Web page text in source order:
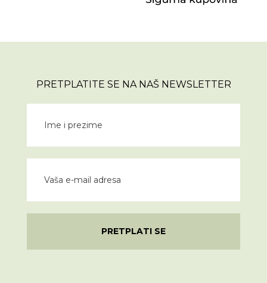
PRETPLATITE SE NA NAŠ NEWSLETTER
PRETPLATI SE